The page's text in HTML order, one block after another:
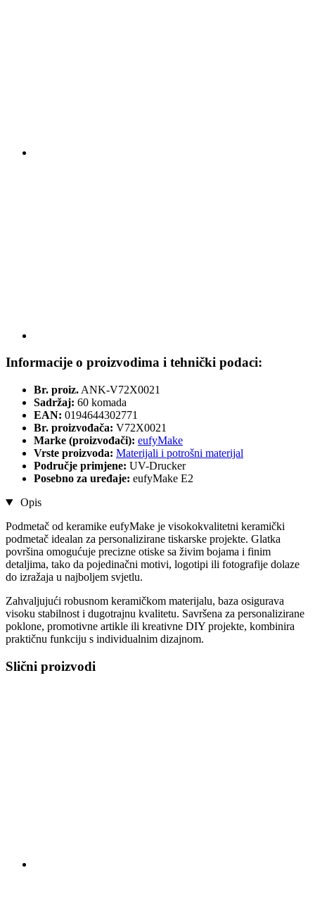
Informacije o proizvodima i tehnički podaci:
Br. proiz. ANK-V72X0021
Sadržaj: 60 komada
EAN: 0194644302771
Br. proizvođača: V72X0021
Marke (proizvođači): eufyMake
Vrste proizvoda: Materijali i potrošni materijal
Područje primjene: UV-Drucker
Posebno za uređaje: eufyMake E2
Opis
Podmetač od keramike eufyMake je visokokvalitetni keramički
podmetač idealan za personalizirane tiskarske projekte. Glatka
površina omogućuje precizne otiske sa živim bojama i finim
detaljima, tako da pojedinačni motivi, logotipi ili fotografije dolaze
do izražaja u najboljem svjetlu.
Zahvaljujući robusnom keramičkom materijalu, baza osigurava
visoku stabilnost i dugotrajnu kvalitetu. Savršena za personalizirane
poklone, promotivne artikle ili kreativne DIY projekte, kombinira
praktičnu funkciju s individualnim dizajnom.
Slični proizvodi